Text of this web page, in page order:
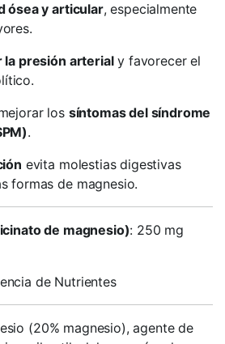
ósea y articular, especialmente
la presión arterialy favorecer el
los síntomas del síndrome
.
evita molestias digestivas
formas de magnesio.
de magnesio): 250 mg
de Nutrientes
(20% magnesio), agente de